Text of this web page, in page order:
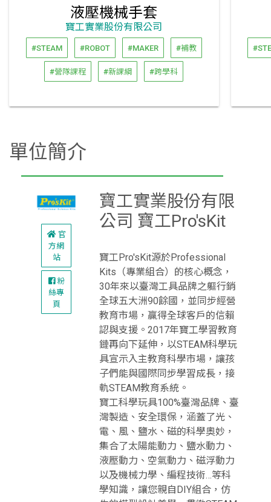
液壓機械手套
寶工實業股份有限公司
#STEAM #ROBOT #MAKER #補教
#營隊課程 #新課綱 #跨學科
單位簡介
官
方網
站
粉
絲專
頁
寶工實業股份有限
公司 寶工Pro'sKit
寶工Pro'sKit源於Professional
Kits（專業組合）的核心概念，
30年來以臺灣工具品牌之軀行銷
全球五大洲90餘國，並同步經營
教育市場，贏得全球客戶的信賴
認與支援。2017年寶工學習教育
鏈再向下延伸，以STEAM科學玩
具宣示入主教育科學市場，讓孩
子們能與國際同步學習成長，接
軌STEAM教育系統。
寶工科學玩具100%臺灣品牌、臺
灣製造、安全環保，涵蓋了光、
電、風、鹽水、磁的科學奧妙，
集合了太陽能動力、鹽水動力、
液壓動力、空氣動力、磁浮動力
以及機械力學、編程技術…等科
學知識，讓您親自DIY組合，仿